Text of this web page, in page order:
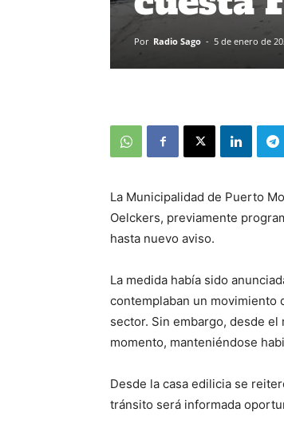
Por Radio Sago - 5 de enero de
La Municipalidad de Puerto
Oelckers, previamente
hasta nuevo aviso.
La medida había sido
contemplaban un movimiento
sector. Sin embargo, desde
momento, manteniéndose
Desde la casa edilicia se
tránsito será informada